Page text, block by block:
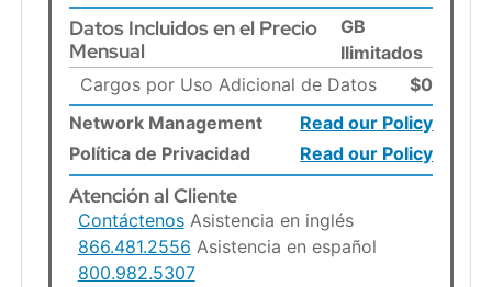
Datos Incluidos en el Precio
Mensual
GB
Ilimitados
Cargos por Uso Adicional de Datos
$0
Network Management
Read our Policy
Política de Privacidad
Read our Policy
Atención al Cliente
ContáctenosAsistencia en inglés
866.481.2556 Asistencia en español
800.982.5307